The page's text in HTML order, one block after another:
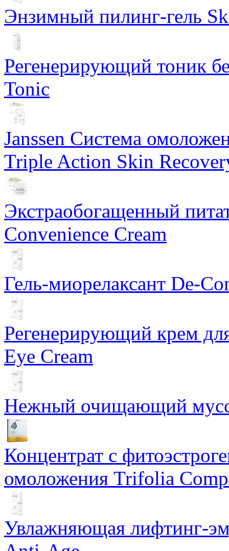
Энзимный пилинг-гель
Регенерирующий тоник
Tonic
Janssen Система
Triple Action Skin
Экстраобогащенный
Convenience Cream
Гель-миорелаксант De-
Регенерирующий крем
Eye Cream
Нежный очищающий мусс
Концентрат с
омоложения Trifolia
Увлажняющая лифтинг-